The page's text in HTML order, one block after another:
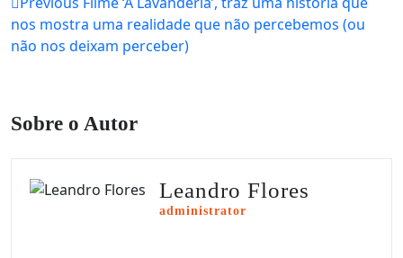
de
Post
nos mostra uma realidade que não percebemos (ou
não nos deixam perceber)
Sobre o Autor
Leandro Flores
administrator